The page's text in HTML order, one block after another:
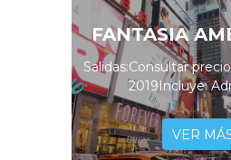
FANTASIA
Salidas:Consultar
2019Incluye:
VER